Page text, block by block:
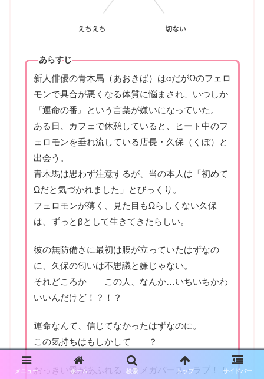
あらすじ
新人俳優の青木馬（あおきば）はαだがΩのフェロ
モンで具合が悪くなる体質に悩まされ、いつしか
『運命の番』という言葉が嫌いになっていた。
ある日、カフェで休憩していると、ヒート中のフ
ェロモンを垂れ流している店長・久保（くぼ）と
出会う。
青木馬は思わず注意するが、当の本人は「初めて
Ωだと気づかれました」とびっくり。
フェロモンが薄く、見た目もΩらしくない久保
は、ずっとβとして生きてきたらしい。
彼の無防備さに最初は腹が立っていたはずなの
に、久保の匂いは不思議と嫌じゃない。
それどころか――この人、なんか…いちいちかわ
いいんだけど！？！？
運命なんて、信じてなかったはずなのに。
この気持ちはもしかして――？
おっきい愛があふれる、オメガバース・ラブ！！
メニュー ホーム 検索 トップ サイドバー